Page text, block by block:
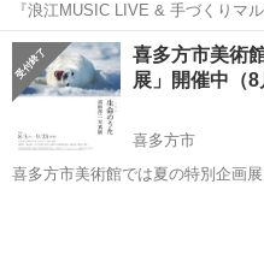
『浪江MUSIC LIVE & 手づくりマ
バンドライブとハンドメイドマル
町で開催致します！ 当日のマル
福島 双葉郡 浪江駅 展
喜多方市美術
展」開催中（8
喜多方市
喜多方市美術館では夏の特別企画